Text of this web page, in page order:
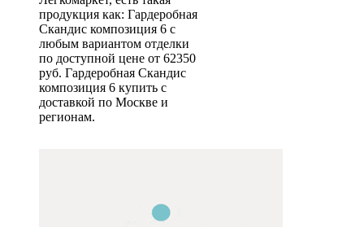
продукция как: Гардеробная
Скандис композиция 6 с
любым вариантом отделки
по доступной цене от 62350
руб. Гардеробная Скандис
композиция 6 купить с
доставкой по Москве и
регионам.